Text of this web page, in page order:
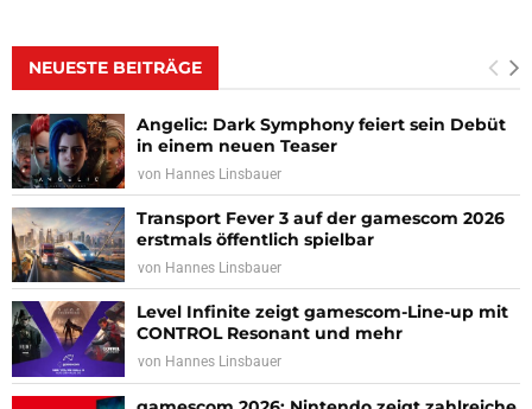
NEUESTE BEITRÄGE
Angelic: Dark Symphony feiert sein Debüt
in einem neuen Teaser
von Hannes Linsbauer
Transport Fever 3 auf der gamescom 2026
erstmals öffentlich spielbar
von Hannes Linsbauer
Level Infinite zeigt gamescom-Line-up mit
CONTROL Resonant und mehr
von Hannes Linsbauer